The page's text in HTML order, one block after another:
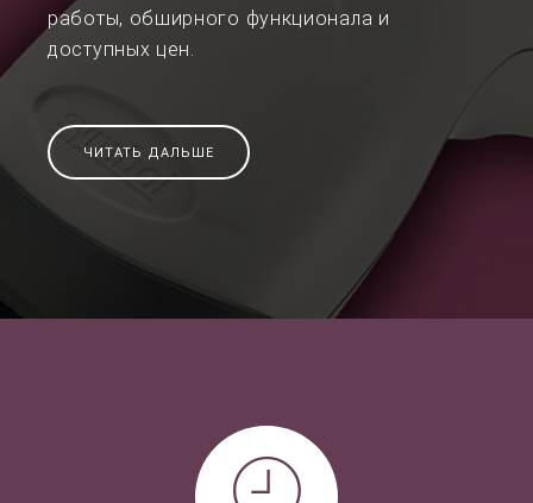
работы, обширного функционала и
доступных цен.
ЧИТАТЬ ДАЛЬШЕ